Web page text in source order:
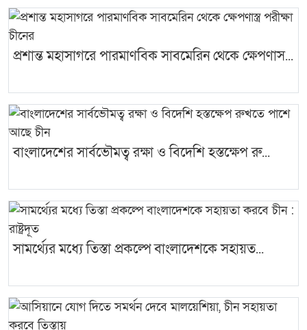
প্রশান্ত মহাসাগরে পারমাণবিক সাবমেরিন থেকে ক্ষেপণাস...
বাংলাদেশের সার্বভৌমত্ব রক্ষা ও বিদেশি হস্তক্ষেপ রু...
সামর্থ্যের মধ্যে তিস্তা প্রকল্পে বাংলাদেশকে সহায়ত...